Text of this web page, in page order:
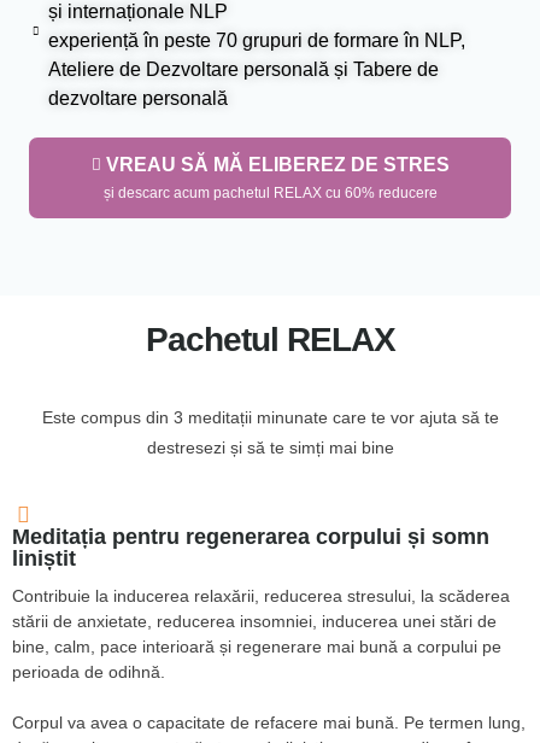
și internaționale NLP
experiență în peste 70 grupuri de formare în NLP,
Ateliere de Dezvoltare personală și Tabere de
dezvoltare personală
VREAU SĂ MĂ ELIBEREZ DE STRES
și descarc acum pachetul RELAX cu 60% reducere
Pachetul RELAX
Este compus din 3 meditații minunate care te vor ajuta să te
destresezi și să te simți mai bine
Meditația pentru regenerarea corpului și somn
liniștit
Contribuie la inducerea relaxării, reducerea stresului, la scăderea
stării de anxietate, reducerea insomniei, inducerea unei stări de
bine, calm, pace interioară și regenerare mai bună a corpului pe
perioada de odihnă.
Corpul va avea o capacitate de refacere mai bună. Pe termen lung,